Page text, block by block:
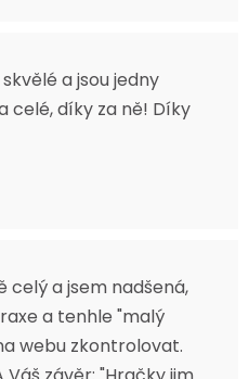
a jsou jedny
celé, díky za ně! Díky
celý a jsem nadšená,
a tenhle "malý
webu zkontrolovat.